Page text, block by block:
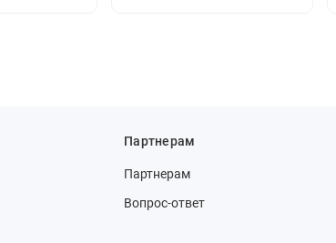
Партнерам
Партнерам
Вопрос-ответ